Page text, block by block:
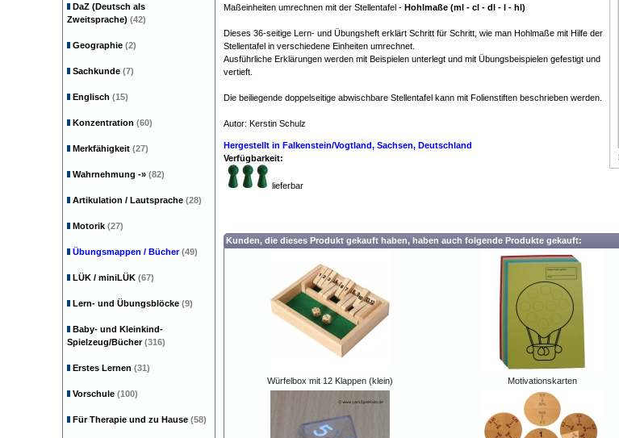
Maßeinheiten umrechnen mit der Stellentafel - Hohlmaße (ml - cl - dl - l - hl)
Dieses 36-seitige Lern- und Übungsheft erklärt Schritt für Schritt, wie man Hohlmaße mit Hilfe der
Stellentafel in verschiedene Einheiten umrechnet.
Ausführliche Erklärungen werden mit Beispielen unterlegt und mit Übungsbeispielen gefestigt und
vertieft.
Die beiliegende doppelseitige abwischbare Stellentafel kann mit Folienstiften beschrieben werden.
Autor: Kerstin Schulz
Hergestellt in Falkenstein/Vogtland, Sachsen, Deutschland
Verfügbarkeit:
lieferbar
Kunden, die dieses Produkt gekauft haben, haben auch folgende Produkte gekauft:
Würfelbox mit 12 Klappen (klein) Motivationskarten
DaZ (Deutsch als
Zweitsprache) (42)
Geographie (2)
Sachkunde (7)
Englisch (15)
Konzentration (60)
Merkfähigkeit (27)
Wahrnehmung -» (82)
Artikulation / Lautsprache (28)
Motorik (27)
Übungsmappen / Bücher (49)
LÜK / miniLÜK (67)
Lern- und Übungsblöcke (9)
Baby- und Kleinkind-
Spielzeug/Bücher(316)
Erstes Lernen (31)
Vorschule (100)
Für Therapie und zu Hause (58)